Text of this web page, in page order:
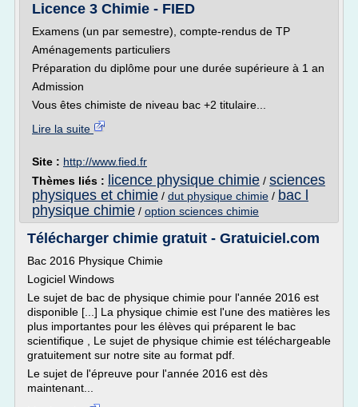
Licence 3 Chimie - FIED
Examens (un par semestre), compte-rendus de TP
Aménagements particuliers
Préparation du diplôme pour une durée supérieure à 1 an
Admission
Vous êtes chimiste de niveau bac +2 titulaire...
Lire la suite
Site : http://www.fied.fr
Thèmes liés :
licence physique chimie / sciences
physiques et chimie / dut physique chimie / bac l
physique chimie / option sciences chimie
Télécharger chimie gratuit - Gratuiciel.com
Bac 2016 Physique Chimie
Logiciel Windows
Le sujet de bac de physique chimie pour l'année 2016 est
disponible [...] La physique chimie est l'une des matières les
plus importantes pour les élèves qui préparent le bac
scientifique , Le sujet de physique chimie est téléchargeable
gratuitement sur notre site au format pdf.
Le sujet de l'épreuve pour l'année 2016 est dès
maintenant...